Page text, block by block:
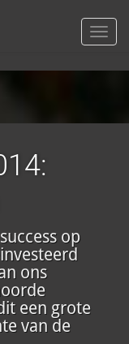
op
ons
een grote
van de